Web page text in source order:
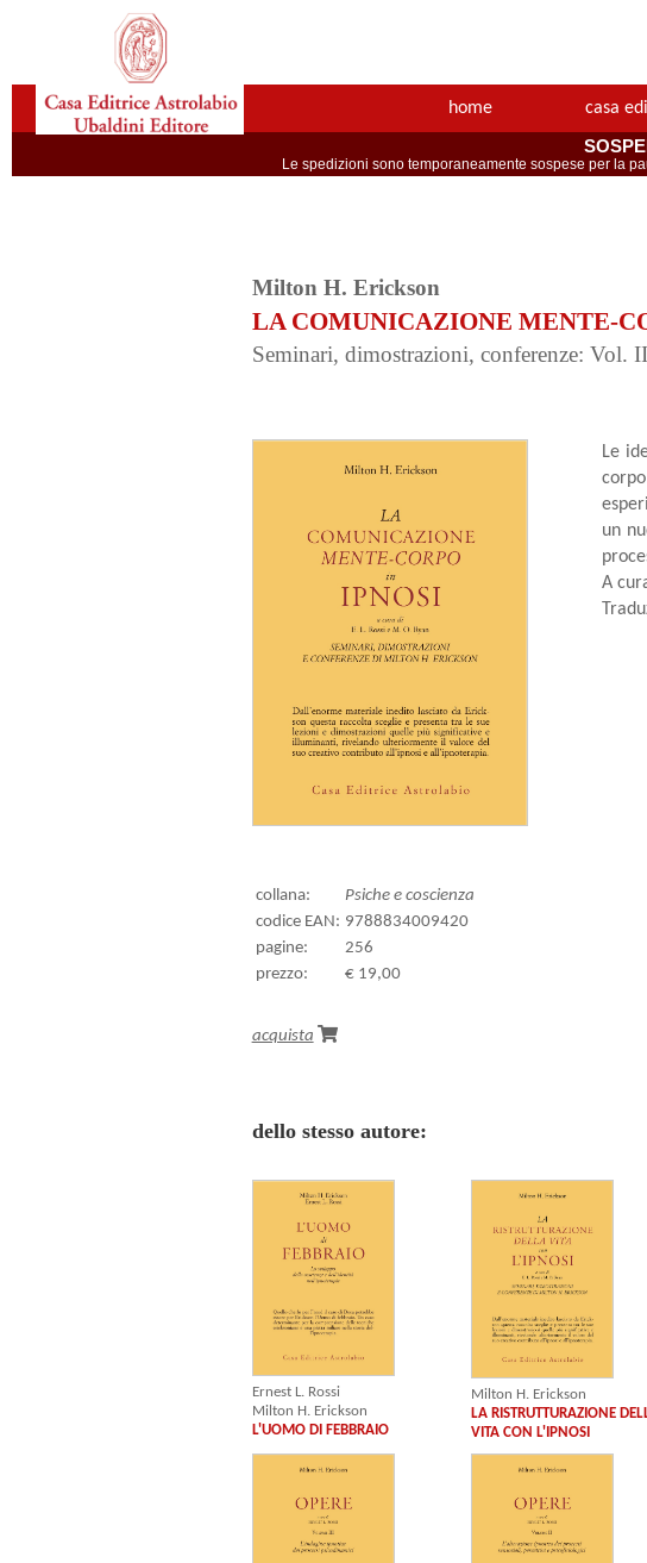
home casa
Le spedizioni sono temporaneamente sospese per la
Milton H. Erickson
LA COMUNICAZIONE MENTE-
Seminari, dimostrazioni, conferenze: Vol.
Le
un
A
collana:
Psiche e coscienza
codice EAN: 9788834009420
pagine:
256
prezzo:
€ 19,00
acquista
dello stesso autore:
Ernest L. Rossi
Milton H. Erickson
L'UOMO DI FEBBRAIO
Milton H. Erickson
LA RISTRUTTURAZIONE
VITA CON L'IPNOSI